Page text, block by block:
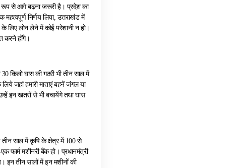
रूप से आगे बढ़ना जरूरी है। प्रदेश का
निर्णय लिया, उत्तराखंड में
के लिए लोन लेने में कोई परेशानी न हो।
करने होंगे।
किलो घास की गठरी भी तीन साल में
जहां हमारी माताएं बहनें जंगल या
इन खतरों से भी बचायेंगे तथा घास
तीन साल में कृषि के क्षेत्र में 100 से
फार्म मशीनरी बैंक हो। प्रधानमंत्री
इन तीन सालों में इन मशीनों की